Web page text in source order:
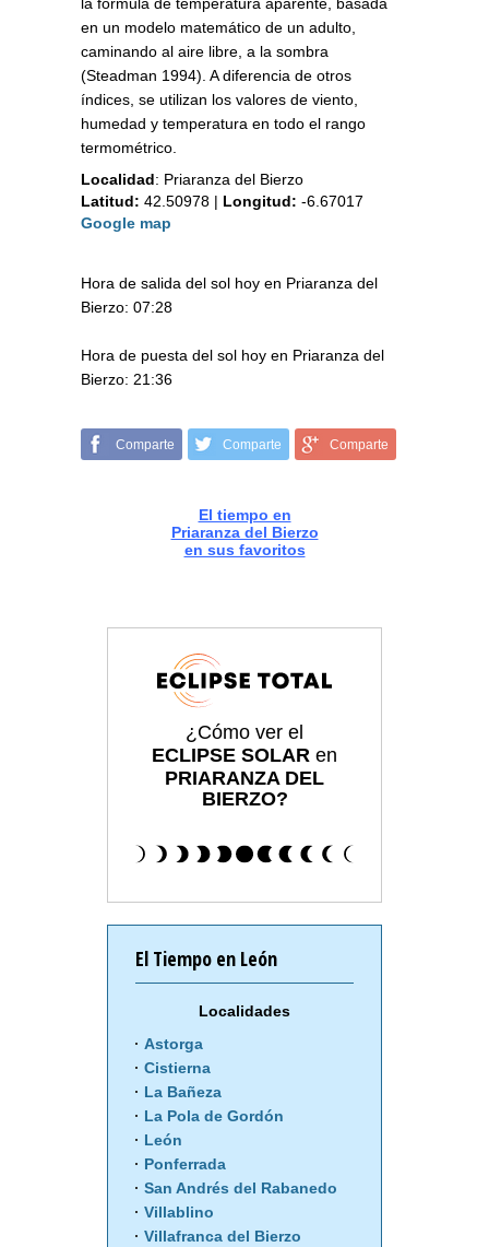
la fórmula de temperatura aparente, basada
en un modelo matemático de un adulto,
caminando al aire libre, a la sombra
(Steadman 1994). A diferencia de otros
índices, se utilizan los valores de viento,
humedad y temperatura en todo el rango
termométrico.
Localidad: Priaranza del Bierzo
Latitud: 42.50978 | Longitud: -6.67017
Google map
Hora de salida del sol hoy en Priaranza del
Bierzo: 07:28
Hora de puesta del sol hoy en Priaranza del
Bierzo: 21:36
Comparte Comparte Comparte
El tiempo en
Priaranza del Bierzo
en sus favoritos
¿Cómo ver el
ECLIPSE SOLAR en
PRIARANZA DEL
BIERZO?
El Tiempo en León
Localidades
Astorga
Cistierna
La Bañeza
La Pola de Gordón
León
Ponferrada
San Andrés del Rabanedo
Villablino
Villafranca del Bierzo